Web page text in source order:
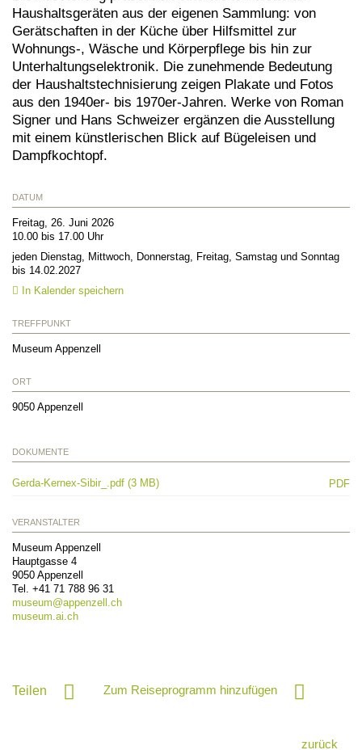
Haushaltsgeräten aus der eigenen Sammlung: von
Gerätschaften in der Küche über Hilfsmittel zur
Wohnungs-, Wäsche und Körperpflege bis hin zur
Unterhaltungselektronik. Die zunehmende Bedeutung
der Haushaltstechnisierung zeigen Plakate und Fotos
aus den 1940er- bis 1970er-Jahren. Werke von Roman
Signer und Hans Schweizer ergänzen die Ausstellung
mit einem künstlerischen Blick auf Bügeleisen und
Dampfkochtopf.
DATUM
Freitag, 26. Juni 2026
10.00 bis 17.00 Uhr
jeden Dienstag, Mittwoch, Donnerstag, Freitag, Samstag und Sonntag
bis 14.02.2027
In Kalender speichern
TREFFPUNKT
Museum Appenzell
ORT
9050 Appenzell
DOKUMENTE
Gerda-Kernex-Sibir_.pdf (3 MB) PDF
VERANSTALTER
Museum Appenzell
Hauptgasse 4
9050 Appenzell
Tel. +41 71 788 96 31
museum@appenzell.ch
museum.ai.ch
Teilen Zum Reiseprogramm hinzufügen
zurück